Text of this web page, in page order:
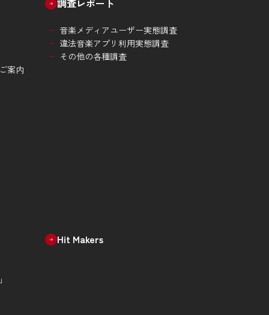
案内
調査レポート
音楽メディアユーザー実態調査
違法音楽アプリ利用実態調査
その他の各種調査
Hit Makers